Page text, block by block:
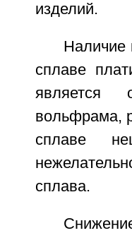
изделий.
Наличие
сплаве
является
вольфрама,
сплаве
сплава.